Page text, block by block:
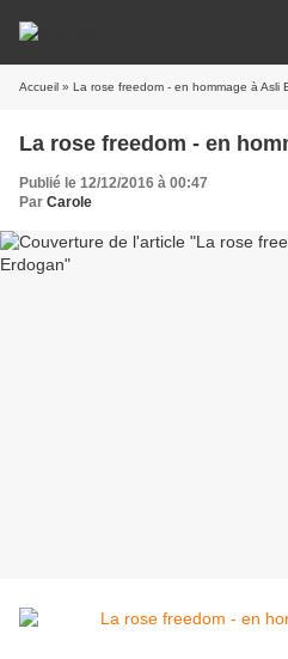
Accueil » La rose freedom - en hommage à Asli
La rose freedom - en
Publié le 12/12/2016 à 00:47
Par Carole